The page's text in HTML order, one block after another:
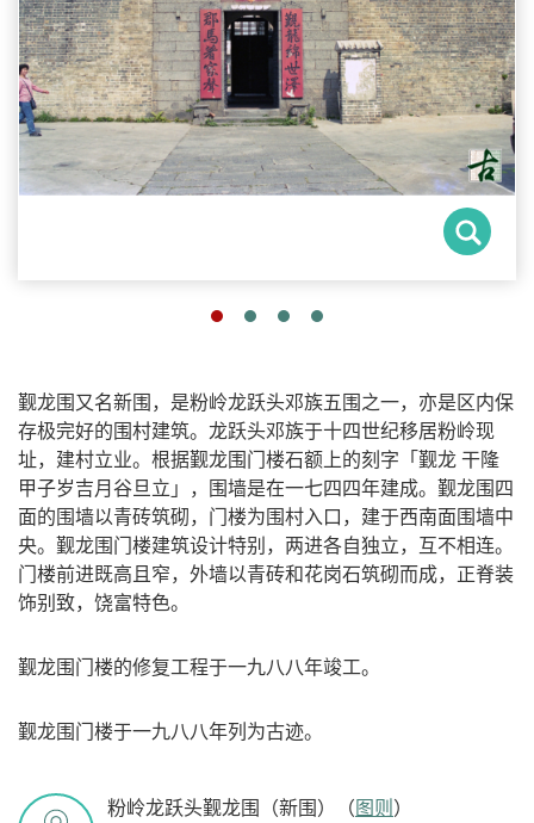
觐龙围又名新围，是粉岭龙跃头邓族五围之一，亦是区内保
存极完好的围村建筑。龙跃头邓族于十四世纪移居粉岭现
址，建村立业。根据觐龙围门楼石额上的刻字「觐龙 干隆
甲子岁吉月谷旦立」，围墙是在一七四四年建成。觐龙围四
面的围墙以青砖筑砌，门楼为围村入口，建于西南面围墙中
央。觐龙围门楼建筑设计特别，两进各自独立，互不相连。
门楼前进既高且窄，外墙以青砖和花岗石筑砌而成，正脊装
饰别致，饶富特色。
觐龙围门楼的修复工程于一九八八年竣工。
觐龙围门楼于一九八八年列为古迹。
粉岭龙跃头觐龙围（新围）（图则）